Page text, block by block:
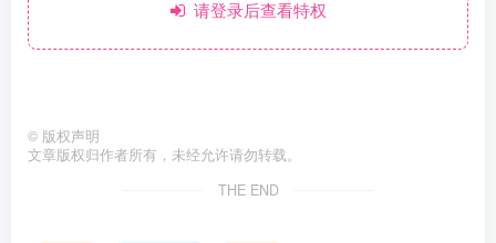
请登录后查看特权
© 版权声明
文章版权归作者所有，未经允许请勿转载。
THE END